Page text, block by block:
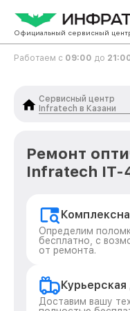
Официальный сервисный
Работаем с 09:00 до
Сервисный центр
Infratech в Казани
Ремонт
Infratech IT-
Определим
бесплатно, с
от ремонта.
Курьерская
Доставим вашу